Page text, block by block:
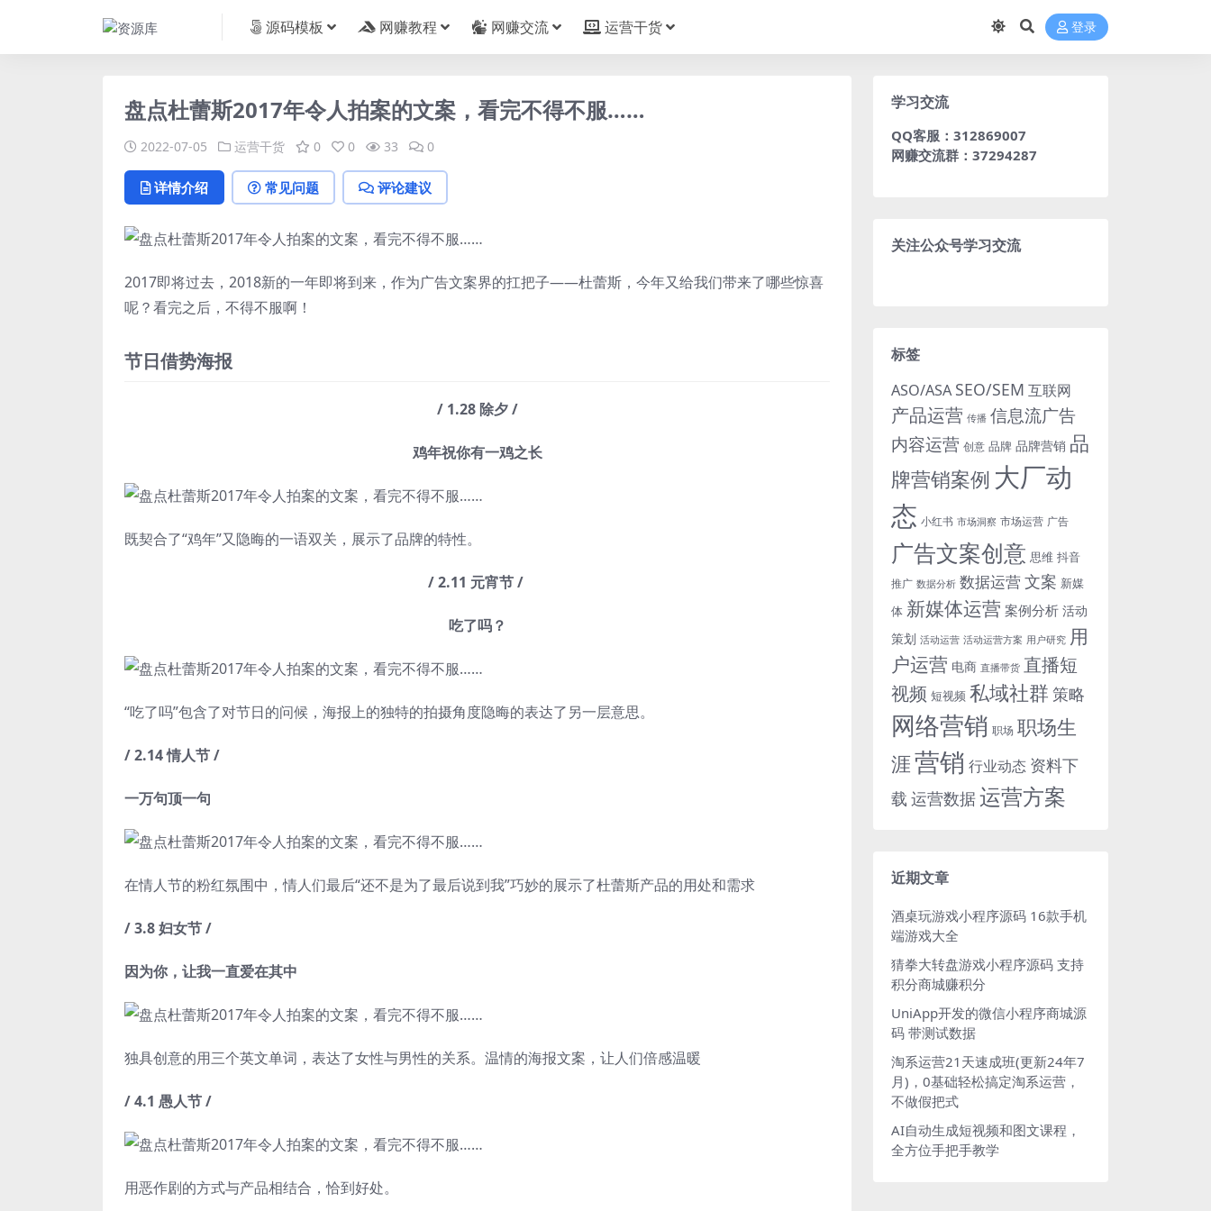
源码模板 网赚教程 网赚交流 运营干货 登录
盘点杜蕾斯2017年令人拍案的文案，看完不得不服……
2022-07-05 运营干货 0 0 33 0
详情介绍 常见问题 评论建议
2017即将过去，2018新的一年即将到来，作为广告文案界的扛把子——杜蕾斯，今年又给我们带来了哪些惊喜
呢？看完之后，不得不服啊！
节日借势海报
/ 1.28 除夕 /
鸡年祝你有一鸡之长
既契合了“鸡年”又隐晦的一语双关，展示了品牌的特性。
/ 2.11 元宵节 /
吃了吗？
“吃了吗”包含了对节日的问候，海报上的独特的拍摄角度隐晦的表达了另一层意思。
/ 2.14 情人节 /
一万句顶一句
在情人节的粉红氛围中，情人们最后“还不是为了最后说到我”巧妙的展示了杜蕾斯产品的用处和需求
/ 3.8 妇女节 /
因为你，让我一直爱在其中
独具创意的用三个英文单词，表达了女性与男性的关系。温情的海报文案，让人们倍感温暖
/ 4.1 愚人节 /
用恶作剧的方式与产品相结合，恰到好处。
学习交流
QQ客服：312869007
网赚交流群：37294287
关注公众号学习交流
标签
ASO/ASA SEO/SEM 互联网
产品运营 传播 信息流广告
内容运营 创意 品牌 品牌营销 品
牌营销案例 大厂动
态 小红书 市场洞察 市场运营 广告
广告文案创意 思维 抖音
推广 数据分析 数据运营文案 新媒
体 新媒体运营 案例分析 活动
策划 活动运营 活动运营方案 用户研究 用
户运营 电商 直播带货 直播短
视频 短视频 私域社群 策略
网络营销 职场 职场生
涯营销 行业动态 资料下
载 运营数据运营方案
近期文章
酒桌玩游戏小程序源码 16款手机
端游戏大全
猜拳大转盘游戏小程序源码 支持
积分商城赚积分
UniApp开发的微信小程序商城源
码 带测试数据
淘系运营21天速成班(更新24年7
月)，0基础轻松搞定淘系运营，
不做假把式
AI自动生成短视频和图文课程，
全方位手把手教学